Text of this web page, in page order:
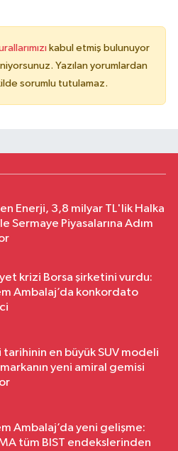
kabul etmiş bulunuyor
Yazılan yorumlardan
sorumlu tutulamaz.
Enerji, 3,8 milyar TL'lik Halka
Sermaye Piyasalarına Adım
krizi Borsa şirketini vurdu:
Ambalaj’da konkordato
tarihinin en büyük SUV modeli
yeni amiral gemisi
Ambalaj’da yeni gelişme:
tüm BIST endekslerinden